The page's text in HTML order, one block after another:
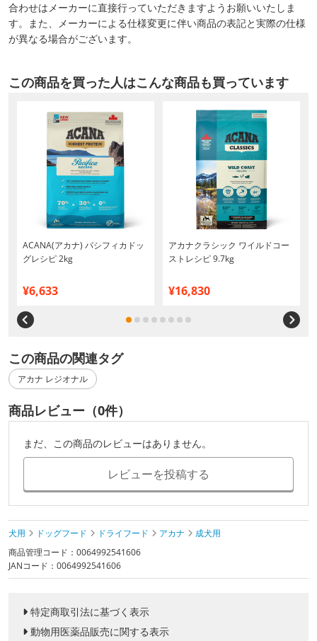
合わせはメーカーに直接行っていただきますようお願いいたしま
す。また、メーカーによる仕様変更に伴い商品の表記と実際の仕様
が異なる場合がございます。
この商品を買った人はこんな商品も買っています
ACANA(アカナ) パシフィカドッ
グレシピ 2kg
¥6,633
アカナクラシック ワイルドコー
ストレシピ 9.7kg
¥16,830
この商品の関連タグ
アカナ レジオナル
商品レビュー（0件）
まだ、この商品のレビューはありません。
レビューを投稿する
犬用 ドッグフード ドライフード アカナ
成犬用
商品管理コード：0064992541606
JANコード：0064992541606
特定商取引法に基づく表示
動物用医薬品販売に関する表示